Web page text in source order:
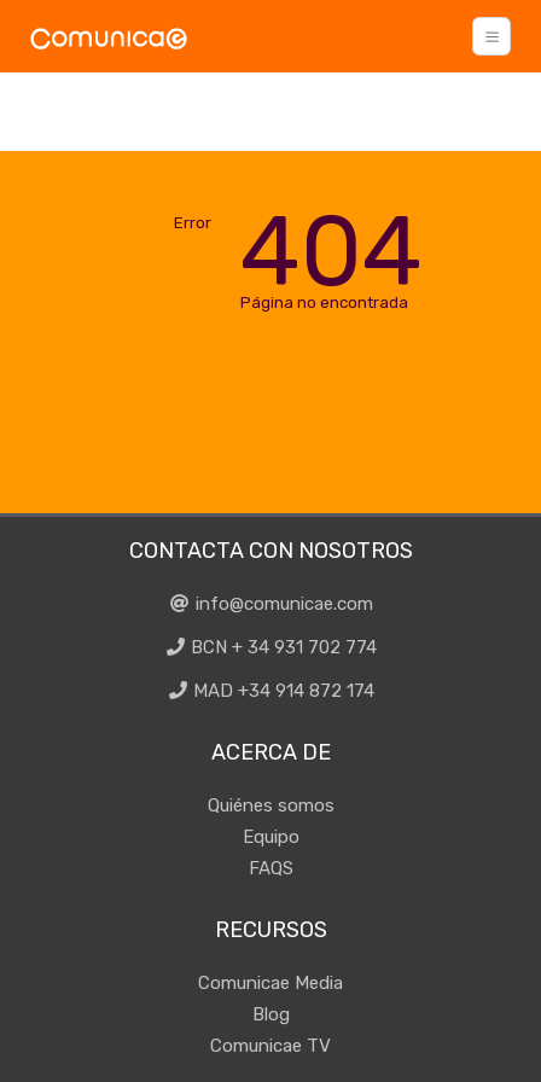
Error 404
Página no encontrada
CONTACTA CON NOSOTROS
info@comunicae.com
BCN + 34 931 702 774
MAD +34 914 872 174
ACERCA DE
Quiénes somos
Equipo
FAQS
RECURSOS
Comunicae Media
Blog
Comunicae TV